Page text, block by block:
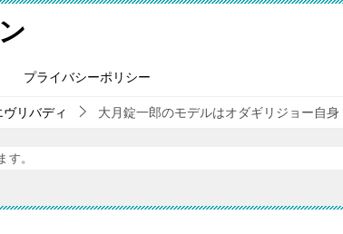
プライバシーポリシー
リバディ 大月錠一郎のモデルはオダギリジョー自身
す。